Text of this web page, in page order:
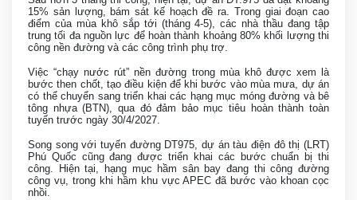
15% sản lượng, bám sát kế hoạch đề ra. Trong giai đoạn cao
điểm của mùa khô sắp tới (tháng 4-5), các nhà thầu đang tập
trung tối đa nguồn lực để hoàn thành khoảng 80% khối lượng thi
công nền đường và các công trình phụ trợ.
Việc “chạy nước rút” nền đường trong mùa khô được xem là
bước then chốt, tạo điều kiện để khi bước vào mùa mưa, dự án
có thể chuyển sang triển khai các hạng mục móng đường và bê
tông nhựa (BTN), qua đó đảm bảo mục tiêu hoàn thành toàn
tuyến trước ngày 30/4/2027.
Song song với tuyến đường DT975, dự án tàu điện đô thị (LRT)
Phú Quốc cũng đang được triển khai các bước chuẩn bị thi
công. Hiện tại, hạng mục hầm sân bay đang thi công đường
công vụ, trong khi hầm khu vực APEC đã bước vào khoan cọc
nhồi.